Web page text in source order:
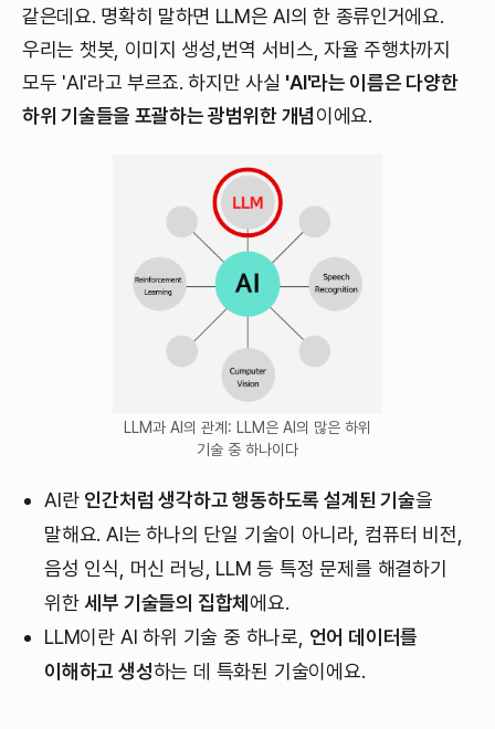
같은데요. 명확히 말하면 LLM은 AI의 한 종류인거에요.
우리는 챗봇, 이미지 생성,번역 서비스, 자율 주행차까지
모두 'AI'라고 부르죠. 하지만 사실 'AI'라는 이름은 다양한
하위 기술들을 포괄하는 광범위한 개념이에요.
LLM과 AI의 관계: LLM은 AI의 많은 하위
기술 중 하나이다
AI란 인간처럼 생각하고 행동하도록 설계된 기술을
말해요. AI는 하나의 단일 기술이 아니라, 컴퓨터 비전,
음성 인식, 머신 러닝, LLM 등 특정 문제를 해결하기
위한세부 기술들의 집합체 에요.
LLM이란 AI 하위 기술 중 하나로, 언어 데이터를
이해하고 생성하는 데 특화된 기술이에요.